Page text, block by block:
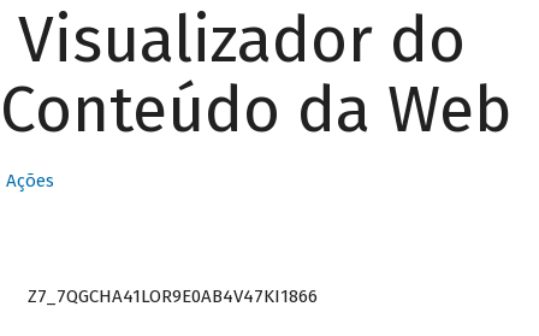
Visualizador do
Conteúdo da Web
Ações
Z7_7QGCHA41LOR9E0AB4V47KI1866